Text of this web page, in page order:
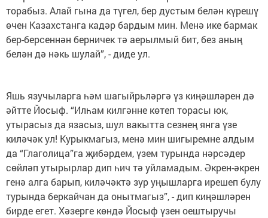
торабыз. Алай гына да түгел, бер дустым белән күрешү
өчен Казахстанга кадәр бардым мин. Менә ике бармак
бер-берсеннән берничек тә аерылмый бит, без аның
белән дә нәкь шулай”, - диде ул.
Яшь язучыларга һәм шагыйрьләргә үз киңәшләрен дә
әйтте Йосыф. “Илһам килгәнне көтеп торасы юк,
утырасыз да язасыз, шул вакытта сезнең янга үзе
киләчәк ул! Курыкмагыз, менә мин шигыремне алдым
да “Глаголица”га җибәрдем, үзем турында нәрсәдер
сөйләп утырырлар дип һич тә уйламадым. Әкрен-әкрен
генә алга барып, киләчәктә зур уңышларга ирешеп булу
турында беркайчан да онытмагыз”, - дип киңәшләрен
бирде егет. Хәзерге көндә Йосыф үзен оештыручы